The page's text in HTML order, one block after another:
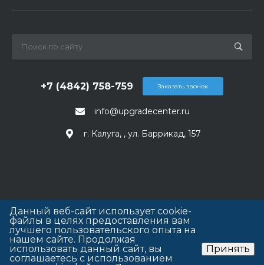
info@upgradecenter.ru
+7 (4842) 758-759
г. Калуга, , ул. Баррикад, 157
Заказать звонок
Данный веб-сайт использует cookie-
файлы в целях предоставления вам
лучшего пользовательского опыта на
нашем сайте. Продолжая
использовать данный сайт, вы
соглашаетесь с использованием
Принять